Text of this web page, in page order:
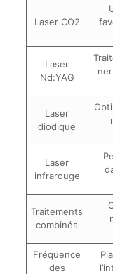
Laser CO2
Laser
Nd:YAG
Laser
diodique
Laser
infrarouge
Traitements
combinés
Fréquence
des